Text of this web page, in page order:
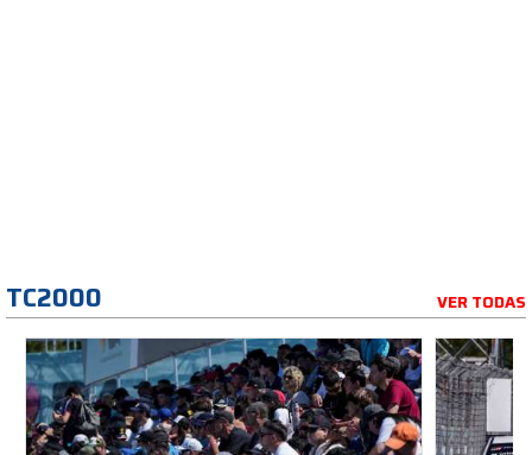
TC2000 VER TODAS